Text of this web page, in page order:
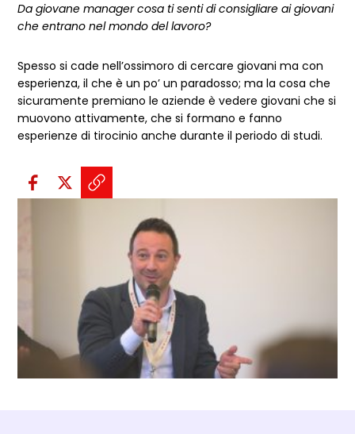
Da giovane manager cosa ti senti di consigliare ai giovani
che entrano nel mondo del lavoro?
Spesso si cade nell’ossimoro di cercare giovani ma con
esperienza, il che è un po’ un paradosso; ma la cosa che
sicuramente premiano le aziende è vedere giovani che si
muovono attivamente, che si formano e fanno
esperienze di tirocinio anche durante il periodo di studi.
Condividi sui social:
Condividi su Facebook - apre una
Condividi su X - apre una
Copia il link e condividi -